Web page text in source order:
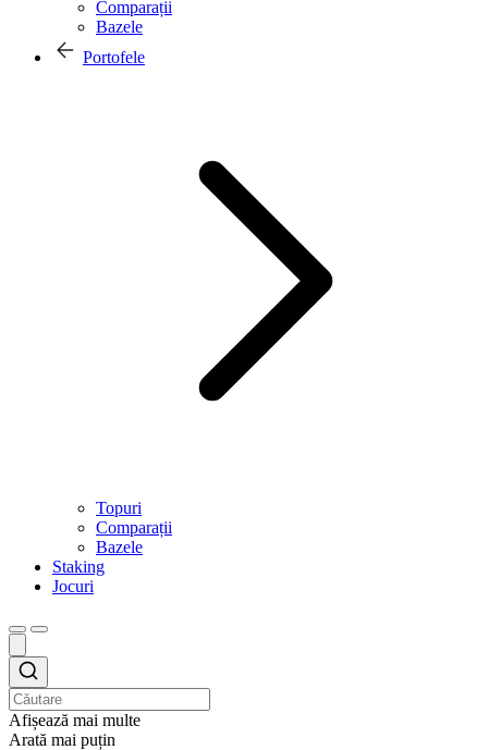
Comparații
Bazele
Portofele
Topuri
Comparații
Bazele
Staking
Jocuri
Afișează mai multe
Arată mai puțin